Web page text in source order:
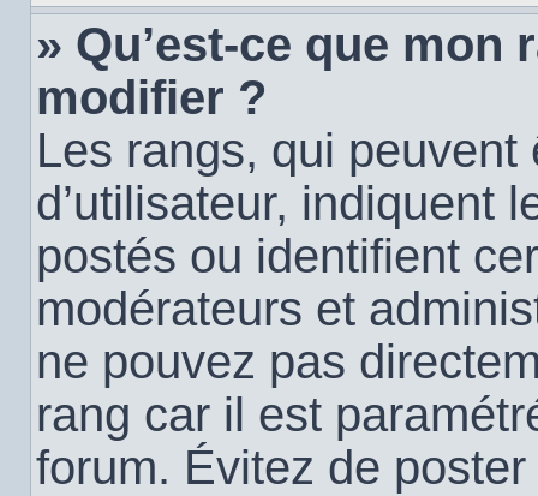
» Qu’est-ce que mon
modifier ?
Les rangs, qui
d’utilisateur, indiquent
postés ou identifient
modérateurs et
ne pouvez pas
rang car il est
forum. Évitez de